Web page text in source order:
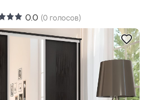
0.0 (0 голосов)